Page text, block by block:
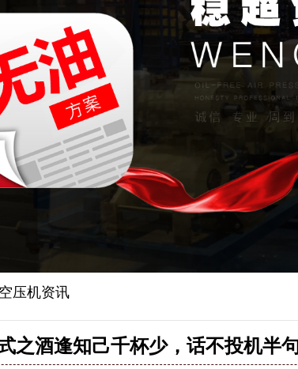
压机资讯
之酒逢知己千杯少，话不投机半